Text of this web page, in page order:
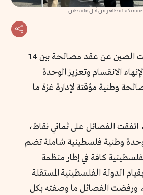
بكندا تتظاهر من أجل فلسطين
في يوليو الماضي أعلنت الصين عن عقد مصالحة بين 14
الانقسام وتعزيز الوحدة
وطنية مؤقتة لإدارة غزة ما
اتفقت الفصائل على ثماني نقاط،
وحدة وطنية فلسطينية شاملة تضم
كافة في إطار منظمة
الدولة الفلسطينية المستقلة
ورفضت الفصائل ما وصفته بكل